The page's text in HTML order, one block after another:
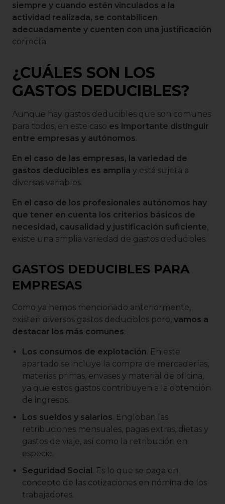
siempre y cuando estén vinculados a la
actividad realizada, se contabilicen
adecuadamente y cuenten con una justificación
correcta.
¿CUÁLES SON LOS
GASTOS DEDUCIBLES?
Aunque hay gastos deducibles que son comunes
para todos, en este caso es importante distinguir
entre empresas y autónomos.
En el caso de las empresas, la variedad de
gastos deducibles es amplia y está sujeta a
diversas variables.
En el caso de los profesionales autónomos hay
que tener en cuenta los criterios básicos de
necesidad, causalidad y justificación suficiente,
existe una amplia variedad de gastos deducibles.
GASTOS DEDUCIBLES PARA
EMPRESAS
Como ya hemos mencionado anteriormente,
existen diversos gastos deducibles pero, vamos a
destacar los más comunes:
Los consumos de explotación. En este
apartado se incluye la compra de mercaderías,
materias primas, envases y material de oficina,
ya que estos gastos contribuyen a la obtención
de ingresos.
Los sueldos y salarios. Engloban las
retribuciones mensuales, pagas extras, dietas y
gastos de viaje, así como la retribución en
especie.
Seguridad Social. Es lo que se paga en
concepto de las cotizaciones en nómina de los
trabajadores.